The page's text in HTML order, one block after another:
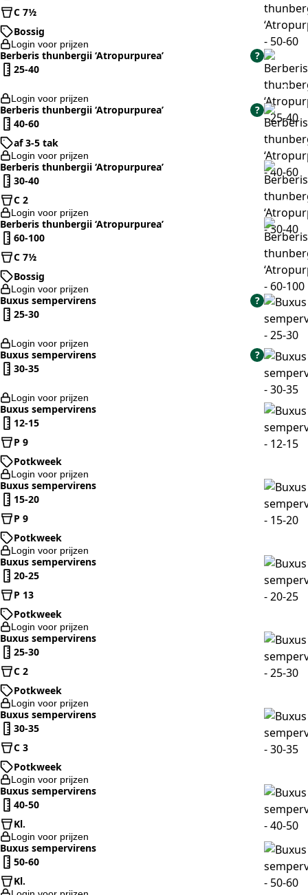
C 7½
Bossig
Login voor prijzen
Berberis thunbergii ‘Atropurpurea’
?
25-40
Login voor prijzen
Berberis thunbergii ‘Atropurpurea’
?
40-60
af 3-5 tak
Login voor prijzen
Berberis thunbergii ‘Atropurpurea’
30-40
C 2
Login voor prijzen
Berberis thunbergii ‘Atropurpurea’
60-100
C 7½
Bossig
Login voor prijzen
Buxus sempervirens
?
25-30
Login voor prijzen
Buxus sempervirens
?
30-35
Login voor prijzen
Buxus sempervirens
12-15
P 9
Potkweek
Login voor prijzen
Buxus sempervirens
15-20
P 9
Potkweek
Login voor prijzen
Buxus sempervirens
20-25
P 13
Potkweek
Login voor prijzen
Buxus sempervirens
25-30
C 2
Potkweek
Login voor prijzen
Buxus sempervirens
30-35
C 3
Potkweek
Login voor prijzen
Buxus sempervirens
40-50
Kl.
Login voor prijzen
Buxus sempervirens
50-60
Kl.